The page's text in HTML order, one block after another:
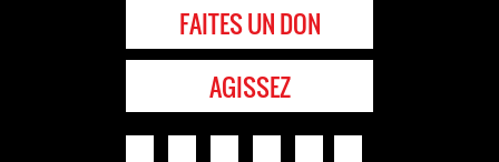
FAITES UN DON
AGISSEZ